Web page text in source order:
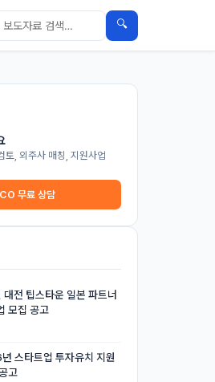
🔍
토, 외주사 매칭, 지원사업
무료 상담
전 팁스타운 일본 파트너
모집 공고
스타트업 투자유치 지원
고